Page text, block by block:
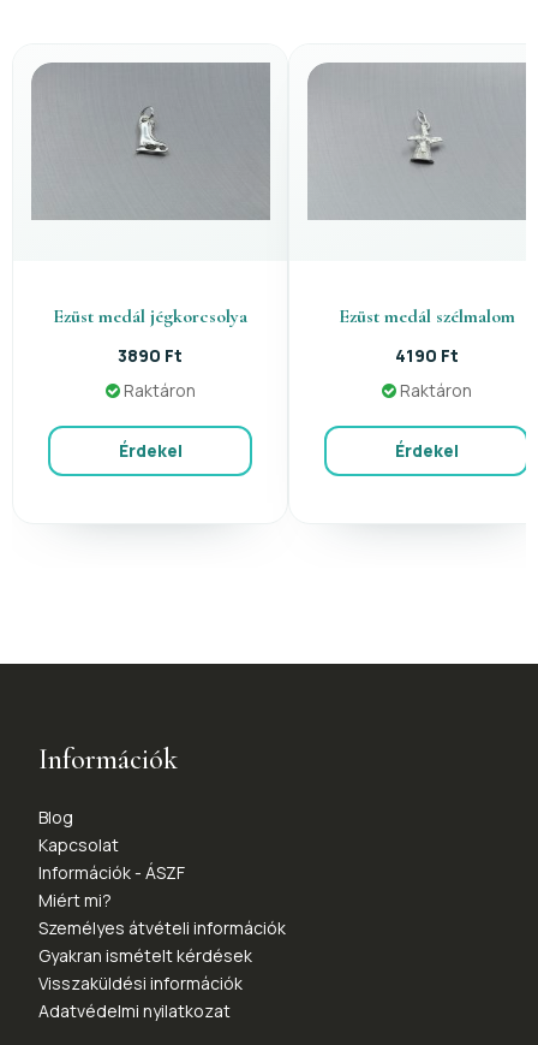
Ezüst medál jégkorcsolya
3890 Ft
Raktáron
Érdekel
Ezüst medál szélmalom
4190 Ft
Raktáron
Érdekel
Információk
Blog
Kapcsolat
Információk - ÁSZF
Miért mi?
Személyes átvételi információk
Gyakran ismételt kérdések
Visszaküldési információk
Adatvédelmi nyilatkozat